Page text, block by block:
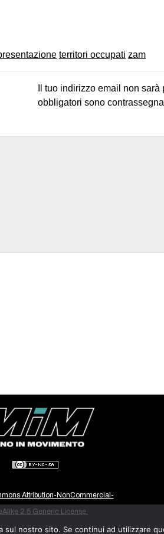
territori occupati zam
Il tuo indirizzo email non sarà
obbligatori sono
Attribution-NonCommercial-
2.5 Generic License.
nostro sito. Se continui ad utilizzare